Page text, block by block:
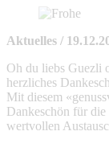
Aktuelles /
Oh du liebs Guezli
herzliches
Mit diesem
Dankeschön für
wertvollen